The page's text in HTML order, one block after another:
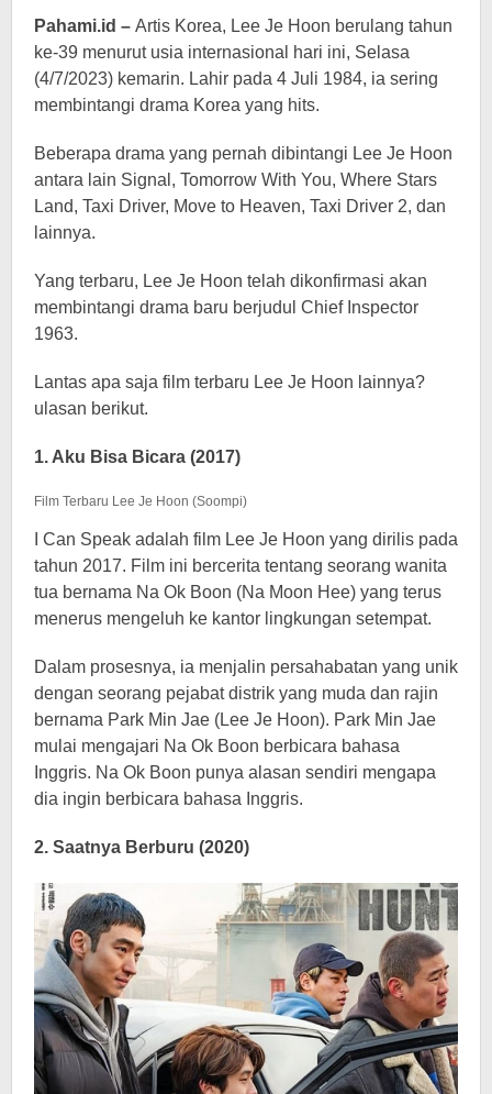
Pahami.id – Artis Korea, Lee Je Hoon berulang tahun
ke-39 menurut usia internasional hari ini, Selasa
(4/7/2023) kemarin. Lahir pada 4 Juli 1984, ia sering
membintangi drama Korea yang hits.
Beberapa drama yang pernah dibintangi Lee Je Hoon
antara lain Signal, Tomorrow With You, Where Stars
Land, Taxi Driver, Move to Heaven, Taxi Driver 2, dan
lainnya.
Yang terbaru, Lee Je Hoon telah dikonfirmasi akan
membintangi drama baru berjudul Chief Inspector
1963.
Lantas apa saja film terbaru Lee Je Hoon lainnya?
ulasan berikut.
1. Aku Bisa Bicara (2017)
Film Terbaru Lee Je Hoon (Soompi)
I Can Speak adalah film Lee Je Hoon yang dirilis pada
tahun 2017. Film ini bercerita tentang seorang wanita
tua bernama Na Ok Boon (Na Moon Hee) yang terus
menerus mengeluh ke kantor lingkungan setempat.
Dalam prosesnya, ia menjalin persahabatan yang unik
dengan seorang pejabat distrik yang muda dan rajin
bernama Park Min Jae (Lee Je Hoon). Park Min Jae
mulai mengajari Na Ok Boon berbicara bahasa
Inggris. Na Ok Boon punya alasan sendiri mengapa
dia ingin berbicara bahasa Inggris.
2. Saatnya Berburu (2020)